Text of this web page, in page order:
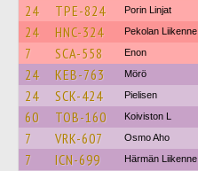
24 TPE-824 Porin Linjat
24 HNC-324 Pekolan Liikenne
7 SCA-558 Enon
24 KEB-763 Mörö
24 SCK-424 Pielisen
60 TOB-160 Koiviston L
7 VRK-607 Osmo Aho
7 ICN-699 Härmän Liikenne